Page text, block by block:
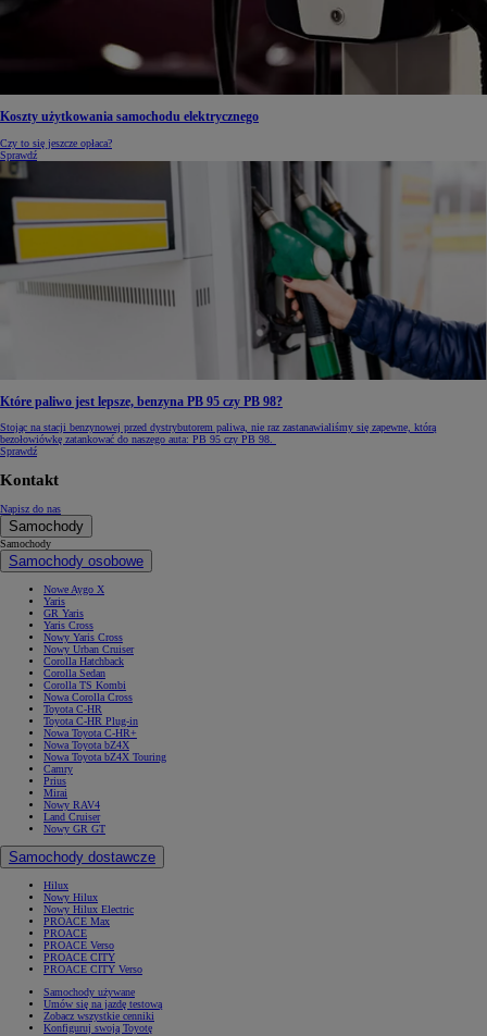
Koszty użytkowania samochodu elektrycznego
Czy to się jeszcze opłaca?
Sprawdź
Które paliwo jest lepsze, benzyna PB 95 czy PB 98?
Stojąc na stacji benzynowej przed dystrybutorem paliwa, nie raz zastanawialiśmy się zapewne, którą
bezołowiówkę zatankować do naszego auta: PB 95 czy PB 98.
Sprawdź
Kontakt
Napisz do nas
Samochody
Samochody
Samochody osobowe
Nowe Aygo X
Yaris
GR Yaris
Yaris Cross
Nowy Yaris Cross
Nowy Urban Cruiser
Corolla Hatchback
Corolla Sedan
Corolla TS Kombi
Nowa Corolla Cross
Toyota C-HR
Toyota C-HR Plug-in
Nowa Toyota C-HR+
Nowa Toyota bZ4X
Nowa Toyota bZ4X Touring
Camry
Prius
Mirai
Nowy RAV4
Land Cruiser
Nowy GR GT
Samochody dostawcze
Hilux
Nowy Hilux
Nowy Hilux Electric
PROACE Max
PROACE
PROACE Verso
PROACE CITY
PROACE CITY Verso
Samochody używane
Umów się na jazdę testową
Zobacz wszystkie cenniki
Konfiguruj swoją Toyotę